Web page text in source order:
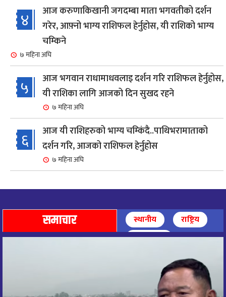
४
आज करुणाकिखानी जगदम्बा माता भगवतीको दर्शन
गरेर, आफ़्नो भाग्य राशिफल हेर्नुहोस, यी राशिको भाग्य
चम्किने
७ महिना अघि
५
आज भगवान राधामाधवलाइ दर्शन गरि राशिफल हेर्नुहोस,
यी राशिका लागि आजको दिन सुखद रहने
७ महिना अघि
६
आज यी राशिहरुको भाग्य चम्किंदै..पाथिभरामाताको
दर्शन गरि, आजको राशिफल हेर्नुहोस
७ महिना अघि
७
९ महिना अघि
८
आज पाथिभारा माताको दर्शन गरि, दिनको सुरुवात गर्दै,
आज माताभगवती जगज्जननी पाथिभरादेवीको दर्शन गरि
समाचार स्थानीय
राष्ट्रिय
अन्तर्राष्ट्रिय